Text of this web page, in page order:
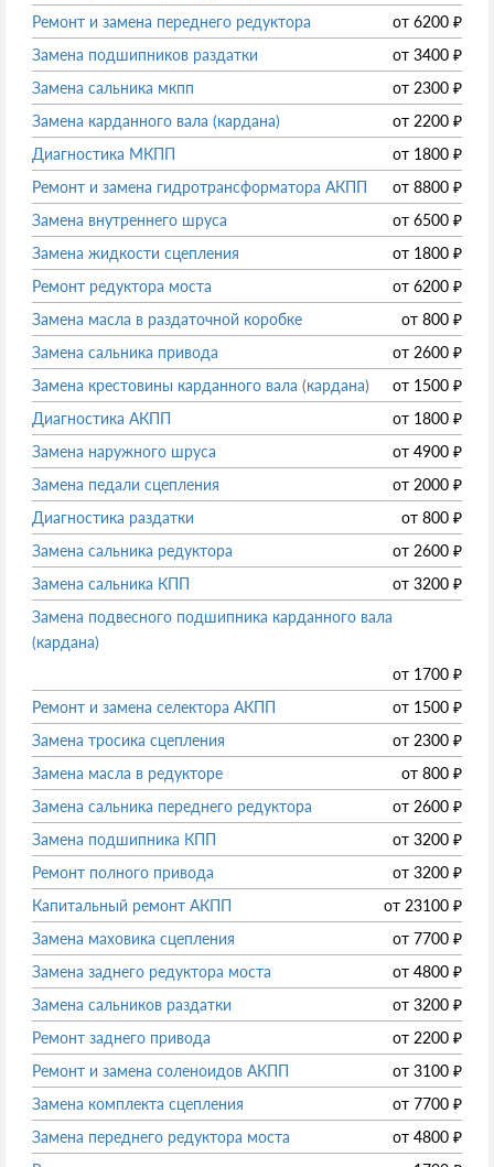
Ремонт и замена переднего редуктора
от 6200 ₽
Замена подшипников раздатки
от 3400 ₽
Замена сальника мкпп
от 2300 ₽
Замена карданного вала (кардана)
от 2200 ₽
Диагностика МКПП
от 1800 ₽
Ремонт и замена гидротрансформатора АКПП
от 8800 ₽
Замена внутреннего шруса
от 6500 ₽
Замена жидкости сцепления
от 1800 ₽
Ремонт редуктора моста
от 6200 ₽
Замена масла в раздаточной коробке
от 800 ₽
Замена сальника привода
от 2600 ₽
Замена крестовины карданного вала (кардана)
от 1500 ₽
Диагностика АКПП
от 1800 ₽
Замена наружного шруса
от 4900 ₽
Замена педали сцепления
от 2000 ₽
Диагностика раздатки
от 800 ₽
Замена сальника редуктора
от 2600 ₽
Замена сальника КПП
от 3200 ₽
Замена подвесного подшипника карданного вала
(кардана)
от 1700 ₽
Ремонт и замена селектора АКПП
от 1500 ₽
Замена тросика сцепления
от 2300 ₽
Замена масла в редукторе
от 800 ₽
Замена сальника переднего редуктора
от 2600 ₽
Замена подшипника КПП
от 3200 ₽
Ремонт полного привода
от 3200 ₽
Капитальный ремонт АКПП
от 23100 ₽
Замена маховика сцепления
от 7700 ₽
Замена заднего редуктора моста
от 4800 ₽
Замена сальников раздатки
от 3200 ₽
Ремонт заднего привода
от 2200 ₽
Ремонт и замена соленоидов АКПП
от 3100 ₽
Замена комплекта сцепления
от 7700 ₽
Замена переднего редуктора моста
от 4800 ₽